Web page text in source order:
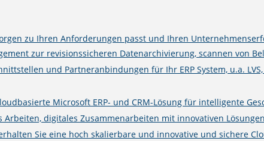
zu Ihren Anforderungen passt und Ihren
zur revisionssicheren Datenarchivierung, scannen von
und Partneranbindungen für Ihr ERP System, u.a.
Microsoft ERP- und CRM-Lösung für intelligente
Arbeiten, digitales Zusammenarbeiten mit innovativen
Sie eine hoch skalierbare und innovative und sichere